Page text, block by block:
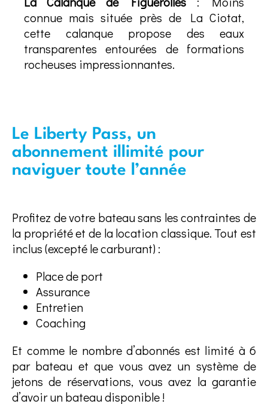
connue mais située près de La Ciotat,
cette calanque propose des eaux
transparentes entourées de formations
rocheuses impressionnantes.
Le Liberty Pass, un
abonnement illimité pour
naviguer toute l’année
Profitez de votre bateau sans les contraintes de
la propriété et de la location classique. Tout est
inclus (excepté le carburant) :
Place de port
Assurance
Entretien
Coaching
Et comme le nombre d’abonnés est limité à 6
par bateau et que vous avez un système de
jetons de réservations, vous avez la garantie
d’avoir un bateau disponible !